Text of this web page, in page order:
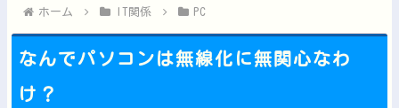
ホーム IT関係 PC
なんでパソコンは無線化に無関心なわ
け？